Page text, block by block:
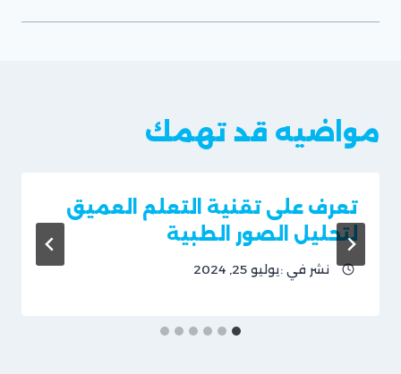
مواضيه قد تهمك
تعرف على تقنية التعلم العميق
لتحليل الصور الطبية
نشر في :يوليو 25, 2024